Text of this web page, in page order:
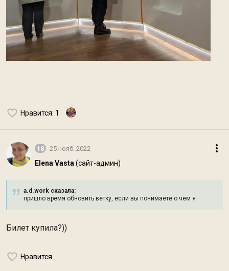
Нравится: 1
18 25 нояб. 2022
Elena Vasta (сайт-админ)
a.d.work сказалa:
пришло время обновить ветку, если вы понимаете о чем я
Билет купила?))
Нравится